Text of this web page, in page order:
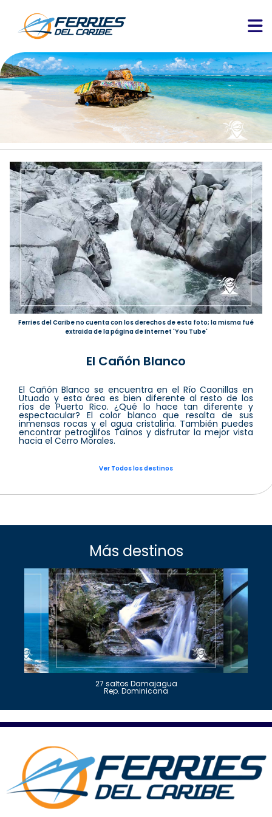
Ferries del Caribe no cuenta con los derechos de esta foto; la misma fué
extraida de la página de Internet 'You Tube'
El Cañón Blanco
El Cañón Blanco se encuentra en el Río Caonillas en
Utuado y esta área es bien diferente al resto de los
ríos de Puerto Rico. ¿Qué lo hace tan diferente y
espectacular? El color blanco que resalta de sus
inmensas rocas y el agua cristalina. También puedes
encontrar petroglifos Taínos y disfrutar la mejor vista
hacia el Cerro Morales.
Ver Todos los destinos
Más destinos
27 saltos Damajagua
Rep. Dominicana